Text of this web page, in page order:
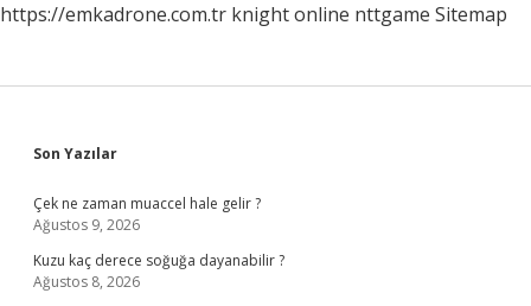
https://emkadrone.com.tr knight online nttgame Sitemap
Sidebar
Son Yazılar
Çek ne zaman muaccel hale gelir ?
Ağustos 9, 2026
Kuzu kaç derece soğuğa dayanabilir ?
Ağustos 8, 2026